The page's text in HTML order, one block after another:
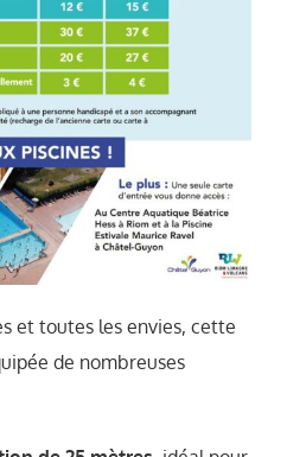
et toutes les envies, cette
de nombreuses